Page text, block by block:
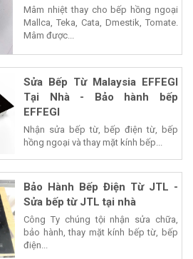
Mâm nhiệt thay cho bếp hồng ngoại
Mallca, Teka, Cata, Dmestik, Tomate.
Mâm được...
Sửa Bếp Từ Malaysia EFFEGI
Tại Nhà - Bảo hành bếp
EFFEGI
Nhận sửa bếp từ, bếp điện từ, bếp
hồng ngoại và thay mặt kính bếp...
Bảo Hành Bếp Điện Từ JTL -
Sửa bếp từ JTL tại nhà
Công Ty chúng tội nhận sửa chữa,
bảo hành, thay mặt kính bếp từ, bếp
điện...